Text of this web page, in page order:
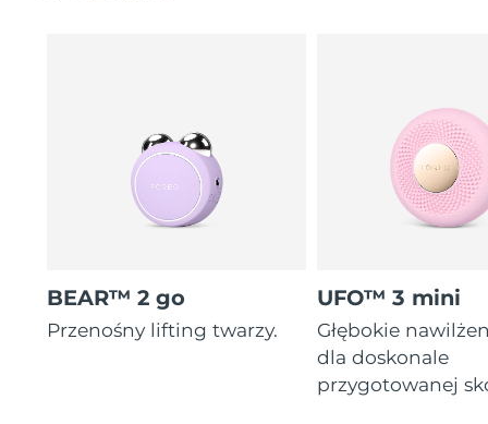
BEAR™ 2 go
Przenośny lifting twarzy.
UFO™ 3 mini
Głębokie
dla doskonale
przygotowanej